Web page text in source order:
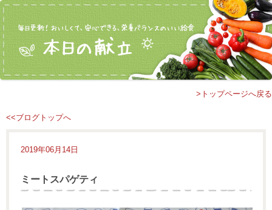
>トップページへ戻る
<<ブログトップへ
2019年06月14日
ミートスパゲティ